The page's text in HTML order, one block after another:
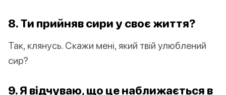
8. Ти прийняв сири у своє життя?
Так, клянусь. Скажи мені, який твій улюблений
сир?
9. Я відчуваю, що це наближається в